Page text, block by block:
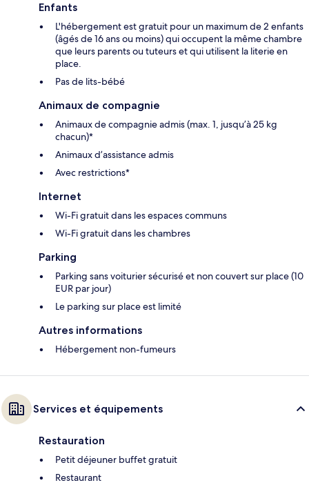
Enfants
L'hébergement est gratuit pour un maximum de 2 enfants
(âgés de 16 ans ou moins) qui occupent la même chambre
que leurs parents ou tuteurs et qui utilisent la literie en
place.
Pas de lits-bébé
Animaux de compagnie
Animaux de compagnie admis (max. 1, jusqu’à 25 kg
chacun)*
Animaux d’assistance admis
Avec restrictions*
Internet
Wi-Fi gratuit dans les espaces communs
Wi-Fi gratuit dans les chambres
Parking
Parking sans voiturier sécurisé et non couvert sur place (10
EUR par jour)
Le parking sur place est limité
Autres informations
Hébergement non-fumeurs
Services et équipements
Restauration
Petit déjeuner buffet gratuit
Restaurant